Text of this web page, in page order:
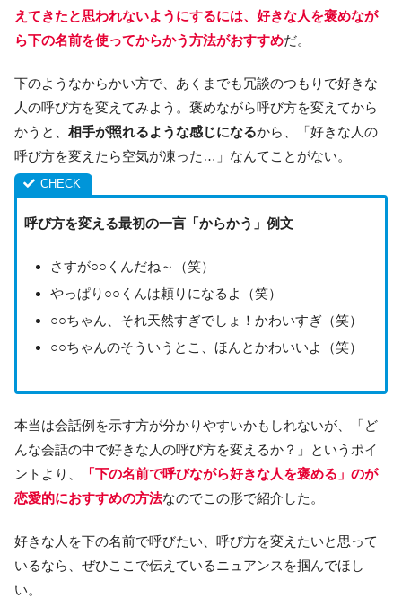
えてきたと思われないようにするには、好きな人を褒めなが
ら下の名前を使ってからかう方法がおすすめだ。
下のようなからかい方で、あくまでも冗談のつもりで好きな
人の呼び方を変えてみよう。褒めながら呼び方を変えてから
かうと、 相手が照れるような感じになるから、「好きな人の
呼び方を変えたら空気が凍った…」なんてことがない。
呼び方を変える最初の一言「からかう」例文
さすが○○くんだね～（笑）
やっぱり○○くんは頼りになるよ（笑）
○○ちゃん、それ天然すぎでしょ！かわいすぎ（笑）
○○ちゃんのそういうとこ、ほんとかわいいよ（笑）
本当は会話例を示す方が分かりやすいかもしれないが、「ど
んな会話の中で好きな人の呼び方を変えるか？」というポイ
ントより、
「下の名前で呼びながら好きな人を褒める」のが
恋愛的におすすめの方法なのでこの形で紹介した。
好きな人を下の名前で呼びたい、呼び方を変えたいと思って
いるなら、ぜひここで伝えているニュアンスを掴んでほし
い。